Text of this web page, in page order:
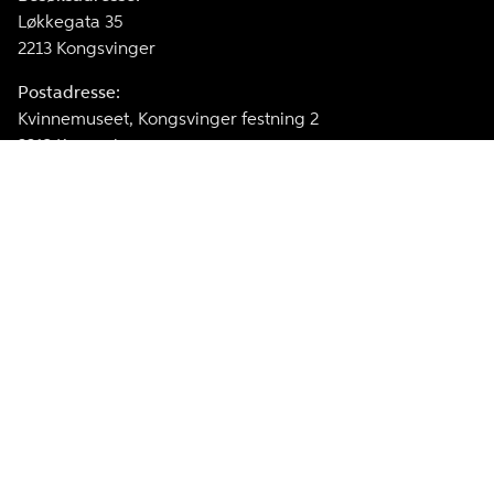
Løkkegata 35
2213 Kongsvinger
Postadresse:
Kvinnemuseet, Kongsvinger festning 2